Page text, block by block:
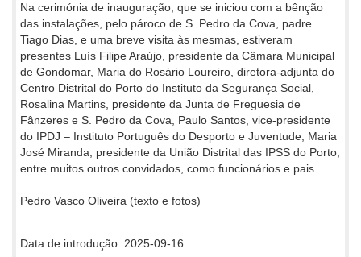
Na cerimónia de inauguração, que se iniciou com a bênção
das instalações, pelo pároco de S. Pedro da Cova, padre
Tiago Dias, e uma breve visita às mesmas, estiveram
presentes Luís Filipe Araújo, presidente da Câmara Municipal
de Gondomar, Maria do Rosário Loureiro, diretora-adjunta do
Centro Distrital do Porto do Instituto da Segurança Social,
Rosalina Martins, presidente da Junta de Freguesia de
Fânzeres e S. Pedro da Cova, Paulo Santos, vice-presidente
do IPDJ – Instituto Português do Desporto e Juventude, Maria
José Miranda, presidente da União Distrital das IPSS do Porto,
entre muitos outros convidados, como funcionários e pais.
Pedro Vasco Oliveira (texto e fotos)
Data de introdução: 2025-09-16